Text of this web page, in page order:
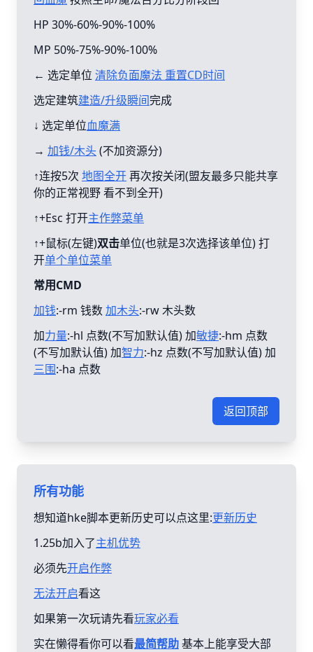
HP 30%-60%-90%-100%
MP 50%-75%-90%-100%
← 选定单位 清除负面魔法 重置CD时间
选定建筑建造/升级瞬间完成
↓ 选定单位血魔满
→ 加钱/木头(不加资源分)
↑连按5次 地图全开再次按关闭(盟友最多只能共享
你的正常视野 看不到全开)
↑+Esc 打开主作弊菜单
↑+鼠标(左键)双击单位(也就是3次选择该单位) 打
开单个单位菜单
常用CMD
加钱:-rm 钱数加木头:-rw 木头数
加力量:-hl 点数(不写加默认值) 加敏捷:-hm 点数
(不写加默认值) 加智力:-hz 点数(不写加默认值) 加
三围:-ha 点数
返回顶部
所有功能
想知道hke脚本更新历史可以点这里:更新历史
1.25b加入了主机优势
必须先开启作弊
无法开启看这
如果第一次玩请先看玩家必看
实在懒得看你可以看最简帮助基本上能享受大部